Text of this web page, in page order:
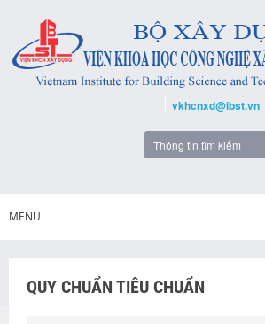
vkhcnxd@ibst.vn
MENU
QUY CHUẨN TIÊU CHUẨN